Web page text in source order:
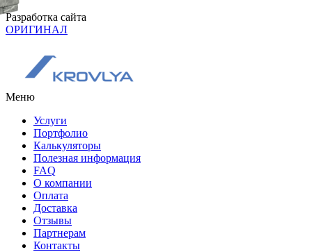
Разработка сайта
ОРИГИНАЛ
Меню
Услуги
Портфолио
Калькуляторы
Полезная информация
FAQ
О компании
Оплата
Доставка
Отзывы
Партнерам
Контакты